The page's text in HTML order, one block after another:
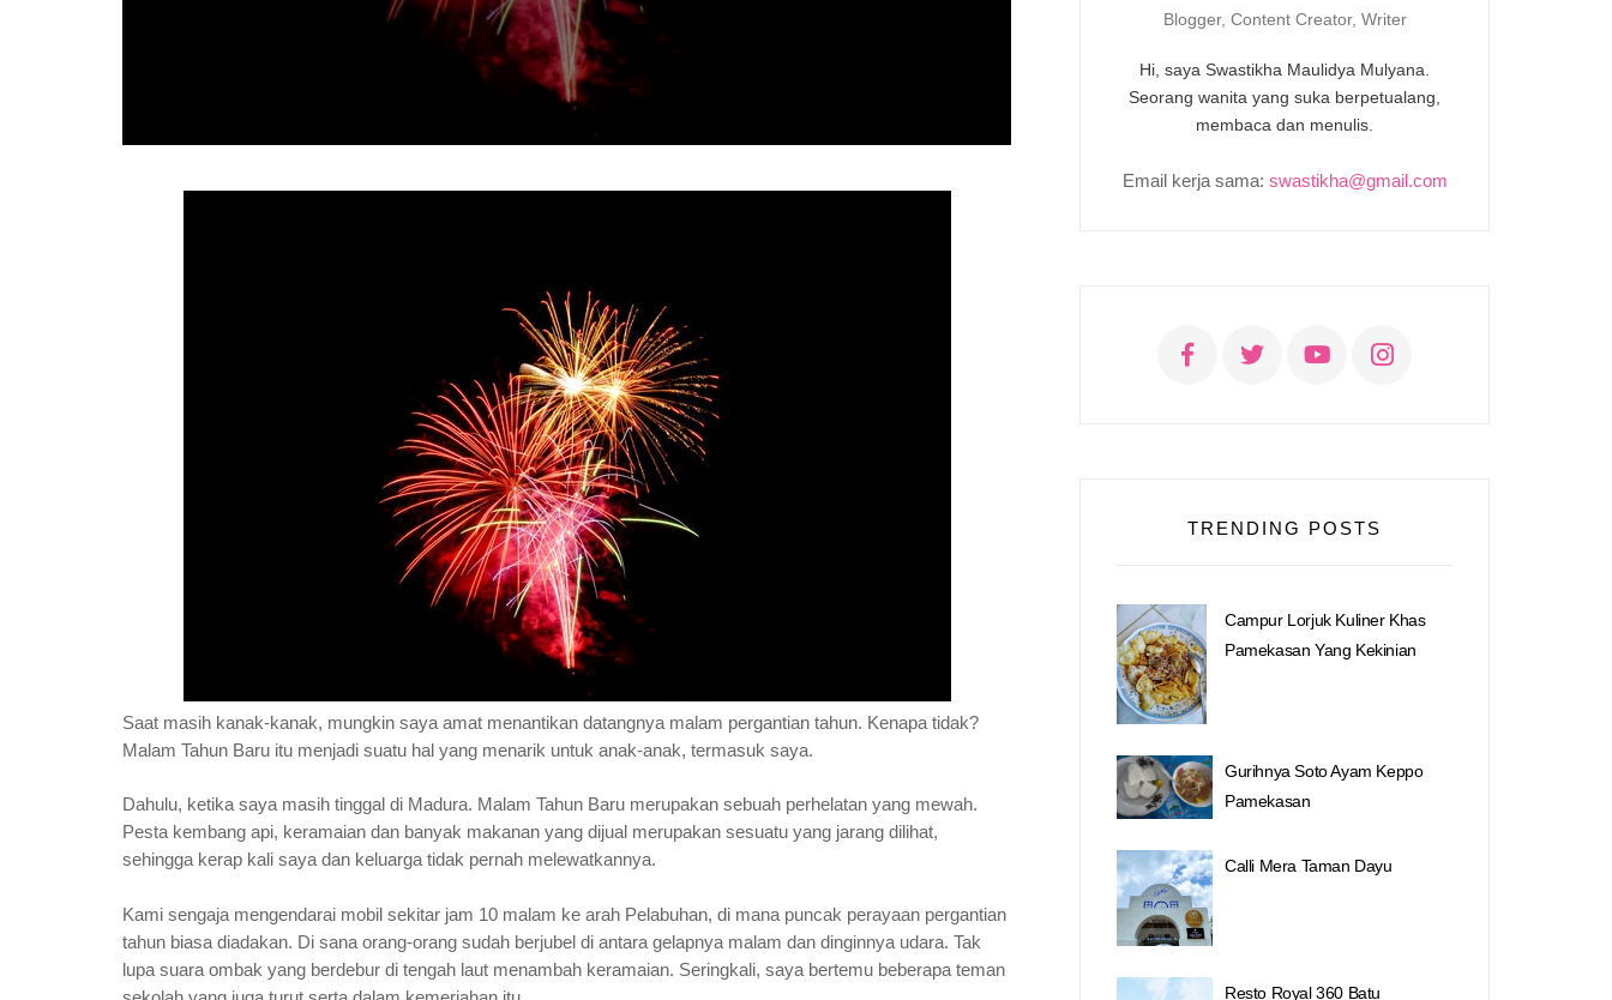
Saat masih kanak-kanak, mungkin saya amat menantikan datangnya malam pergantian tahun. Kenapa tidak?
Malam Tahun Baru itu menjadi suatu hal yang menarik untuk anak-anak, termasuk saya.
Dahulu, ketika saya masih tinggal di Madura. Malam Tahun Baru merupakan sebuah perhelatan yang mewah.
Pesta kembang api, keramaian dan banyak makanan yang dijual merupakan sesuatu yang jarang dilihat,
sehingga kerap kali saya dan keluarga tidak pernah melewatkannya.
Kami sengaja mengendarai mobil sekitar jam 10 malam ke arah Pelabuhan, di mana puncak perayaan pergantian
tahun biasa diadakan. Di sana orang-orang sudah berjubel di antara gelapnya malam dan dinginnya udara. Tak
lupa suara ombak yang berdebur di tengah laut menambah keramaian. Seringkali, saya bertemu beberapa teman
Blogger, Content Creator, Writer
Hi, saya Swastikha Maulidya Mulyana.
Seorang wanita yang suka berpetualang,
membaca dan menulis.
Email kerja sama: swastikha@gmail.com
TRENDING POSTS
Campur Lorjuk Kuliner Khas
Pamekasan Yang Kekinian
Gurihnya Soto Ayam Keppo
Pamekasan
Calli Mera Taman Dayu
Resto Royal 360 Batu